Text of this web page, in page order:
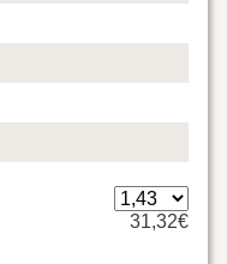
31,32€